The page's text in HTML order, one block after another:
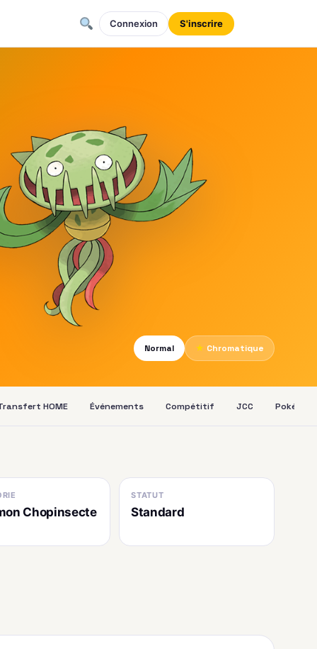
Connexion S'inscrire
Normal
★ Chromatique
HOME Événements Compétitif JCC Pokédex
Chopinsecte
STATUT
Standard